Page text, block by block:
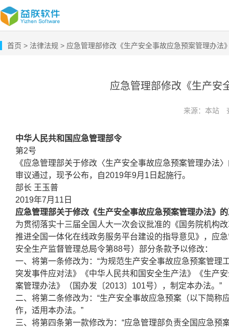
首页 > 法律法规 > 应急管理部修改《生产安全事故应急预案管理办法
应急管理部修改《生产安
来源：本站
中华人民共和国应急管理部令
第2号
《应急管理部关于修改〈生产安全事故应急预案管理办法
审议通过，现予公布，自2019年9月1日起施行。
部长 王玉普
2019年7月11日
应急管理部关于修改《生产安全事故应急预案管理办法》
为贯彻落实十三届全国人大一次会议批准的《国务院机构
推进全国一体化在线政务服务平台建设的指导意见》，应
安全生产监督管理总局令第88号）部分条款予以修改：
一、将第一条修改为：“为规范生产安全事故应急预案管
突发事件应对法》《中华人民共和国安全生产法》《生产
案管理办法》（国办发〔2013〕101号），制定本办法。”
二、将第二条修改为：“生产安全事故应急预案（以下简
作，适用本办法。”
三、将第四条第一款修改为：“应急管理部负责全国应急